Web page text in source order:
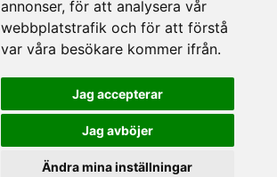
annonser, för att analysera vår
webbplatstrafik och för att förstå
var våra besökare kommer ifrån.
Jag accepterar
Jag avböjer
Ändra mina inställningar
4.6/5
BASERAT PÅ 191 BETYG